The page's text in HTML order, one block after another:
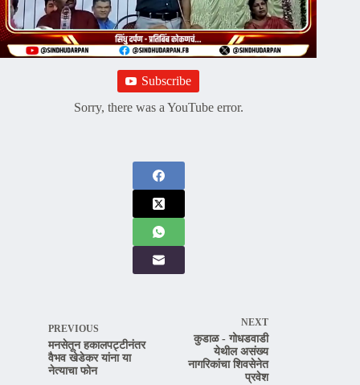
Subscribe
Sorry, there was a YouTube error.
PREVIOUS
मनसेतून हकालपट्टीनंतर
वैभव खेडेकर यांना या
नेत्याचा फोन
NEXT
कुडाळ - गोधडवाडी
येथील असंख्य
नागरिकांचा शिवसेनेत
प्रवेश